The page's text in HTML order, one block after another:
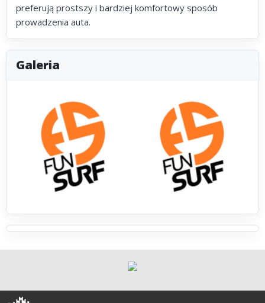
preferują prostszy i bardziej komfortowy sposób
prowadzenia auta.
Galeria